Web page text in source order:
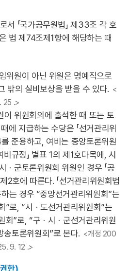
서 「국가공무원법」 제33조 각 호
법 제74조제1항에 해당하는 때
위원이 아닌 위원은 명예직으로
밖의 실비보상을 받을 수 있다. <
25 .>
위원회의에 출석한 때 또는 토
에 지급하는 수당은 「선거관리위
준용하고, 여비는 중앙토론위원
규정」 별표 1의 제1호다목에, 시
ㆍ군토론위원회 위원인 경우 「공
2호에 따른다. 「선거관리위원회법
는 경우 “중앙선거관리위원회”는
”로, “시ㆍ도선거관리위원회”는
회”로, “구ㆍ시ㆍ군선거관리위원
송토론위원회”로 본다. <개정 200
9. 12 .>
한)